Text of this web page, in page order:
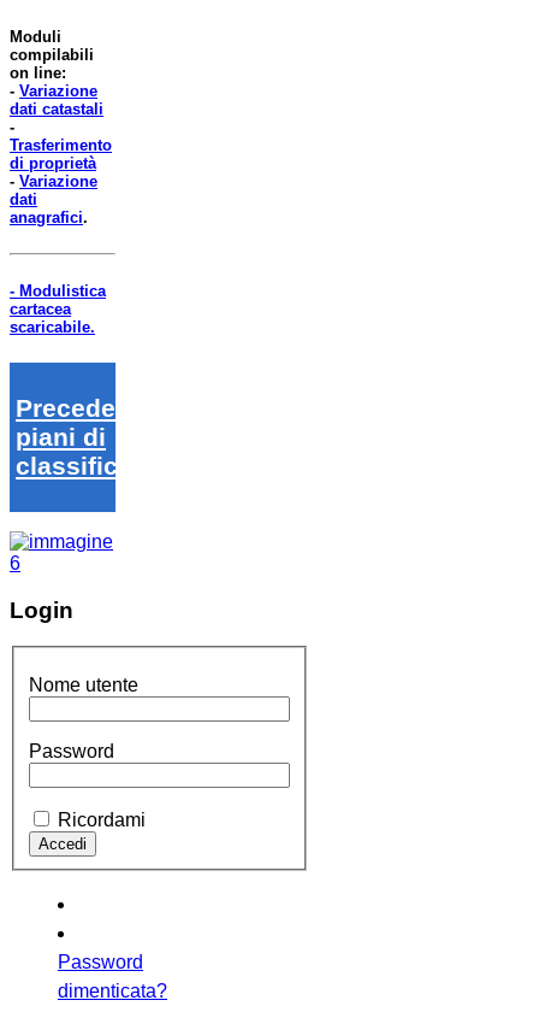
Moduli
compilabili
on line:
- Variazione
dati catastali
-
Trasferimento
di proprietà
- Variazione
dati
anagrafici.
- Modulistica
cartacea
scaricabile.
Precedenti
piani di
classifica
Login
Nome utente
Password
Ricordami
Password
dimenticata?